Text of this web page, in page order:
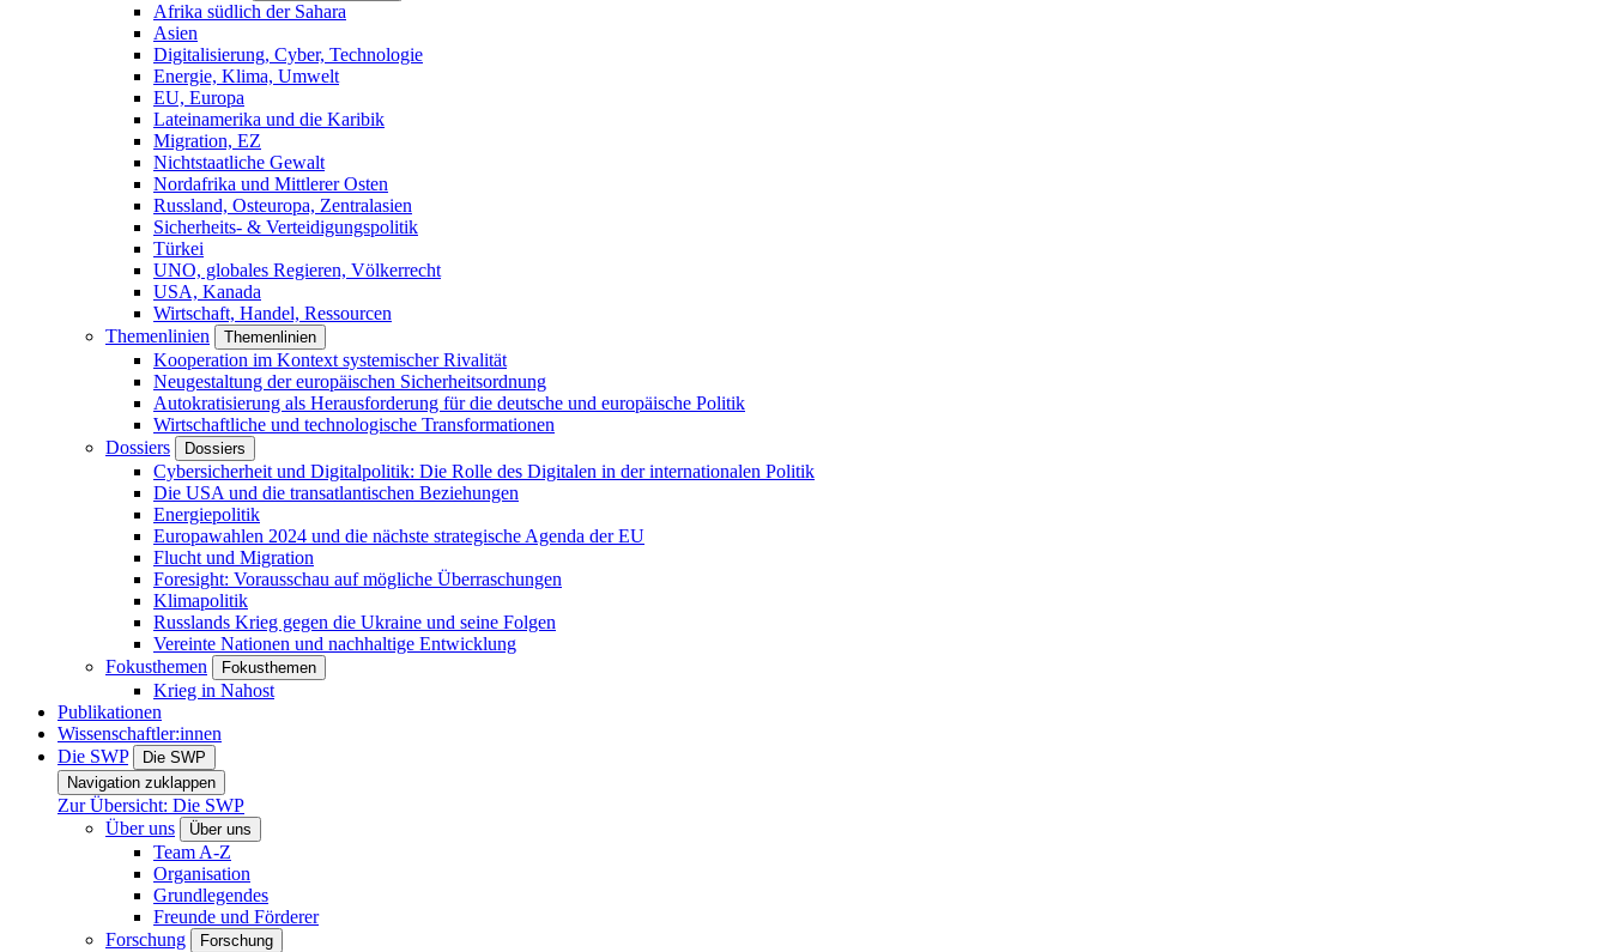
Afrika südlich der Sahara
Asien
Digitalisierung, Cyber, Technologie
Energie, Klima, Umwelt
EU, Europa
Lateinamerika und die Karibik
Migration, EZ
Nichtstaatliche Gewalt
Nordafrika und Mittlerer Osten
Russland, Osteuropa, Zentralasien
Sicherheits- & Verteidigungspolitik
Türkei
UNO, globales Regieren, Völkerrecht
USA, Kanada
Wirtschaft, Handel, Ressourcen
Themenlinien
Themenlinien
Kooperation im Kontext systemischer Rivalität
Neugestaltung der europäischen Sicherheitsordnung
Autokratisierung als Herausforderung für die deutsche und europäische Politik
Wirtschaftliche und technologische Transformationen
Dossiers
Dossiers
Cybersicherheit und Digitalpolitik: Die Rolle des Digitalen in der internationalen Politik
Die USA und die transatlantischen Beziehungen
Energiepolitik
Europawahlen 2024 und die nächste strategische Agenda der EU
Flucht und Migration
Foresight: Vorausschau auf mögliche Überraschungen
Klimapolitik
Russlands Krieg gegen die Ukraine und seine Folgen
Vereinte Nationen und nachhaltige Entwicklung
Fokusthemen
Fokusthemen
Krieg in Nahost
Publikationen
Wissenschaftler:innen
Die SWP
Die SWP
Navigation zuklappen
Zur Übersicht: Die SWP
Über uns
Über uns
Team A-Z
Organisation
Grundlegendes
Freunde und Förderer
Forschung
Forschung